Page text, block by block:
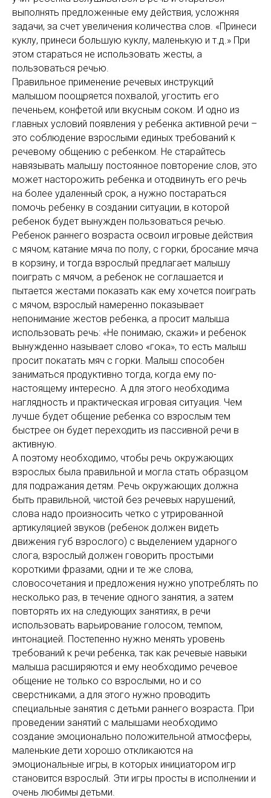
выполнять предложенные ему действия, усложняя
задачи, за счет увеличения количества слов. «Принеси
куклу, принеси большую куклу, маленькую и т.д.» При
этом стараться не использовать жесты, а
пользоваться речью.
Правильное применение речевых инструкций
малышом поощряется похвалой, угостить его
печеньем, конфетой или вкусным соком. И одно из
главных условий появления у ребенка активной речи –
это соблюдение взрослыми единых требований к
речевому общению с ребенком. Не старайтесь
навязывать малышу постоянное повторение слов, это
может насторожить ребенка и отодвинуть его речь
на более удаленный срок, а нужно постараться
помочь ребенку в создании ситуации, в которой
ребенок будет вынужден пользоваться речью.
Ребенок раннего возраста освоил игровые действия
с мячом; катание мяча по полу, с горки, бросание мяча
в корзину, и тогда взрослый предлагает малышу
поиграть с мячом, а ребенок не соглашается и
пытается жестами показать как ему хочется поиграть
с мячом, взрослый намеренно показывает
непонимание жестов ребенка, а просит малыша
использовать речь: «Не понимаю, скажи» и ребенок
вынужденно называет слово «гока», то есть малыш
просит покатать мяч с горки. Малыш способен
заниматься продуктивно тогда, когда ему по-
настоящему интересно. А для этого необходима
наглядность и практическая игровая ситуация. Чем
лучше будет общение ребенка со взрослым тем
быстрее он будет переходить из пассивной речи в
активную.
А поэтому необходимо, чтобы речь окружающих
взрослых была правильной и могла стать образцом
для подражания детям. Речь окружающих должна
быть правильной, чистой без речевых нарушений,
слова надо произносить четко с утрированной
артикуляцией звуков (ребенок должен видеть
движения губ взрослого) с выделением ударного
слога, взрослый должен говорить простыми
короткими фразами, одни и те же слова,
словосочетания и предложения нужно употреблять по
несколько раз, в течение одного занятия, а затем
повторять их на следующих занятиях, в речи
использовать варьирование голосом, темпом,
интонацией. Постепенно нужно менять уровень
требований к речи ребенка, так как речевые навыки
малыша расширяются и ему необходимо речевое
общение не только со взрослыми, но и со
сверстниками, а для этого нужно проводить
специальные занятия с детьми раннего возраста. При
проведении занятий с малышами необходимо
создание эмоционально положительной атмосферы,
маленькие дети хорошо откликаются на
эмоциональные игры, в которых инициатором игр
становится взрослый. Эти игры просты в исполнении и
очень любимы детьми.